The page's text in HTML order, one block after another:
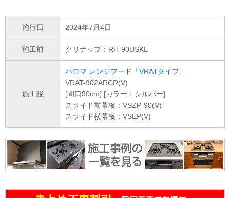
施行日 2024年7月4日
施工前 クリナップ：RH-90USKL
施工後
パロマ レンジフード「VRATタイプ」
VRAT-902ARCR(V)
[間口90cm] [カラー：シルバー]
スライド前幕板：VSZP-90(V)
スライド横幕板：VSEP(V)